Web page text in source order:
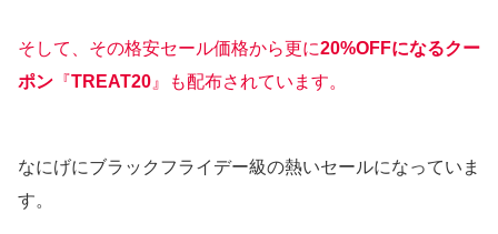
そして、その格安セール価格から更に20%OFFになるクー
ポン 『TREAT20 』も配布されています。
なにげにブラックフライデー級の熱いセールになっていま
す。